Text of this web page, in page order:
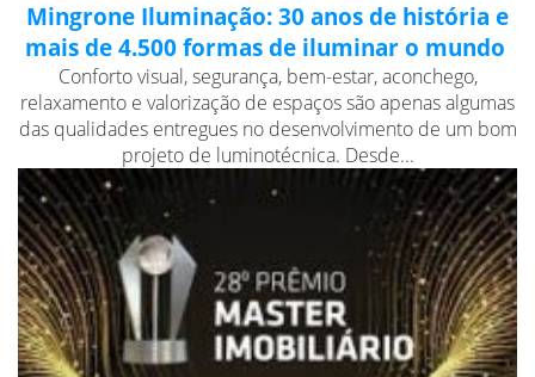
Mingrone Iluminação: 30 anos de história e
mais de 4.500 formas de iluminar o mundo
Conforto visual, segurança, bem-estar, aconchego,
relaxamento e valorização de espaços são apenas algumas
das qualidades entregues no desenvolvimento de um bom
projeto de luminotécnica. Desde...